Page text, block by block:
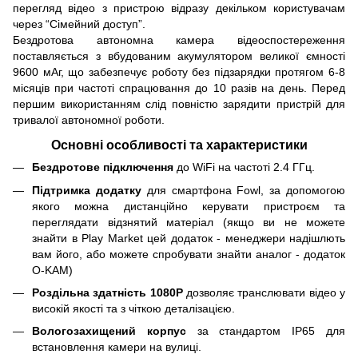
перегляд відео з пристрою відразу декільком користувачам
через “Сімейний доступ”.
Бездротова автономна камера відеоспостереження
поставляється з вбудованим акумулятором великої ємності
9600 мАг, що забезпечує роботу без підзарядки протягом 6-8
місяців при частоті спрацювання до 10 разів на день. Перед
першим використанням слід повністю зарядити пристрій для
тривалої автономної роботи.
Основні особливості та характеристики
Бездротове підключення до WiFi на частоті 2.4 ГГц.
Підтримка додаткудля смартфона Fowl, за допомогою
якого можна дистанційно керувати пристроєм та
переглядати відзнятий матеріал (якщо ви не можете
знайти в Play Market цей додаток - менеджери надішлють
вам його, або можете спробувати знайти аналог - додаток
O-KAM)
Роздільна здатність 1080Pдозволяє транслювати відео у
високій якості та з чіткою деталізацією.
Вологозахищений корпусза стандартом IP65 для
встановлення камери на вулиці.